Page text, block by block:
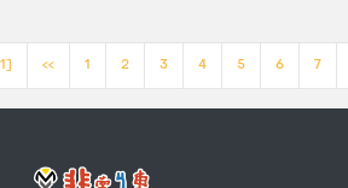
<< 1 2 3 4 5 6 7